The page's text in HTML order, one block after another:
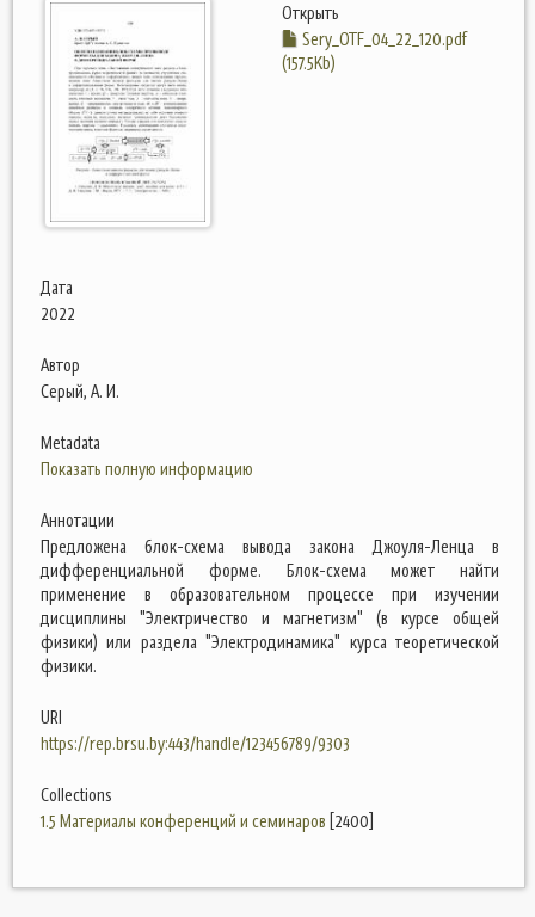
Открыть
Sery_OTF_04_22_120.pdf
(157.5Kb)
Дата
2022
Автор
Серый, А. И.
Metadata
Показать полную информацию
Аннотации
Предложена блок-схема вывода закона Джоуля-Ленца в
дифференциальной форме. Блок-схема может найти
применение в образовательном процессе при изучении
дисциплины "Электричество и магнетизм" (в курсе общей
физики) или раздела "Электродинамика" курса теоретической
физики.
URI
https://rep.brsu.by:443/handle/123456789/9303
Collections
1.5 Материалы конференций и семинаров [2400]